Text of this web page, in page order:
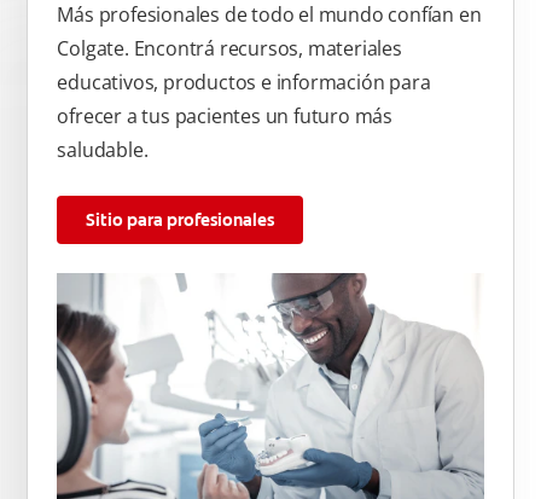
Más profesionales de todo el mundo confían en
Colgate. Encontrá recursos, materiales
educativos, productos e información para
ofrecer a tus pacientes un futuro más
saludable.
Sitio para profesionales